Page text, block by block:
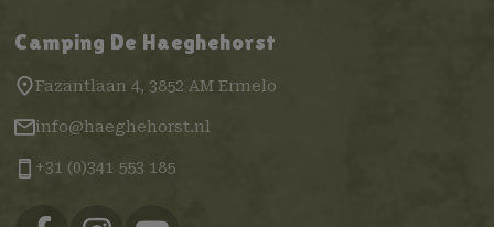
Camping De Haeghehorst
Fazantlaan 4, 3852 AM Ermelo
info@haeghehorst.nl
+31 (0)341 553 185